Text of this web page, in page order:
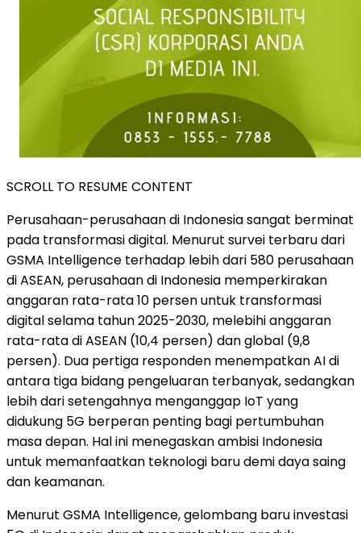
SCROLL TO RESUME CONTENT
Perusahaan-perusahaan di Indonesiasangat berminat
pada transformasi digital. Menurut survei terbaru dari
GSMA Intelligence terhadap lebih dari 580 perusahaan
di ASEAN, perusahaan di Indonesia memperkirakan
anggaran rata-rata 10 persen untuk transformasi
digital selama tahun 2025-2030, melebihi anggaran
rata-rata di ASEAN (10,4 persen) dan global (9,8
persen). Dua pertiga responden menempatkanAI di
antara tiga bidang pengeluaran terbanyak, sedangkan
lebih dari setengahnya menganggap IoT yang
didukung 5G berperan penting bagi pertumbuhan
masa depan. Hal ini menegaskan ambisi Indonesia
untuk memanfaatkan teknologi baru demi daya saing
dan keamanan.
Menurut GSMA Intelligence, gelombang baru investasi